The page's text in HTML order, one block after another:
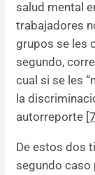
salud mental
trabajadores
grupos se les
segundo,
cual si se les
la
autorreporte [7
De estos dos
segundo